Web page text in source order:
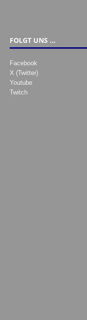
FOLGT UNS …
Facebook
X (Twitter)
Youtube
Twitch